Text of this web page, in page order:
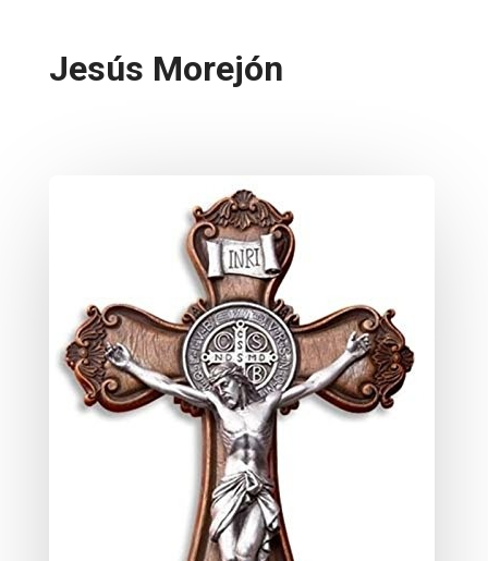
Jesús Morejón